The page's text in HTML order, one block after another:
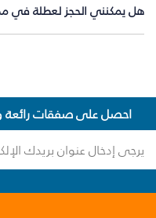
هل يمكنني الحجز لعطلة في
احصل على صفقات رائعة